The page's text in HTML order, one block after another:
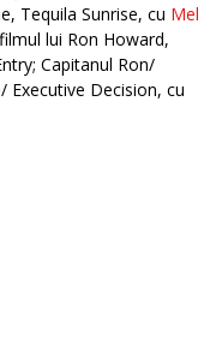
Tequila Sunrise, cu Mel
lui Ron Howard,
Capitanul Ron/
Executive Decision, cu